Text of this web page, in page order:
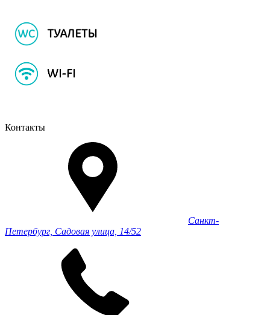
Контакты
Санкт-
Петербург, Садовая улица, 14/52